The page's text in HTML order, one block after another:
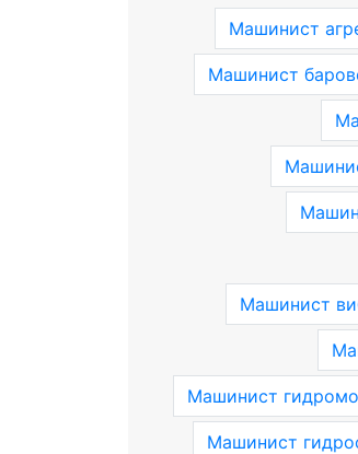
Машинист
Машинист
Машинист
Машинист
Машинист